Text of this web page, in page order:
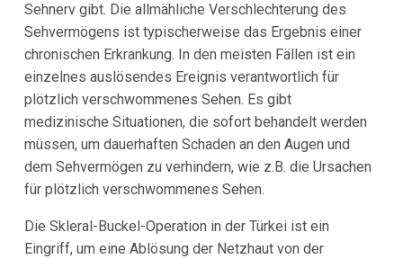
Sehnerv gibt. Die allmähliche Verschlechterung des
Sehvermögens ist typischerweise das Ergebnis einer
chronischen Erkrankung. In den meisten Fällen ist ein
einzelnes auslösendes Ereignis verantwortlich für
plötzlich verschwommenes Sehen. Es gibt
medizinische Situationen, die sofort behandelt werden
müssen, um dauerhaften Schaden an den Augen und
dem Sehvermögen zu verhindern, wie z.B. die Ursachen
für plötzlich verschwommenes Sehen.
Die Skleral-Buckel-Operation in der Türkei ist ein
Eingriff, um eine Ablösung der Netzhaut von der